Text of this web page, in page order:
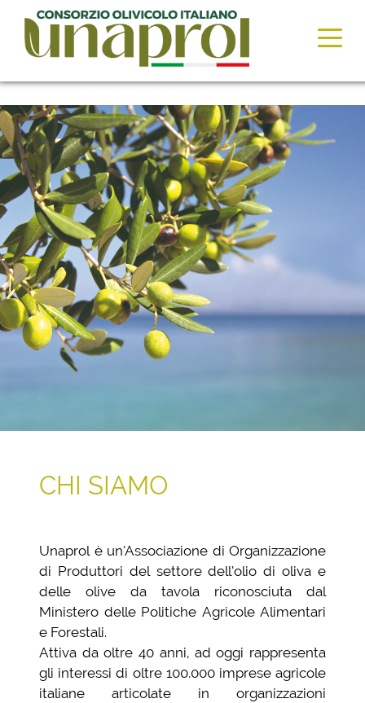
CHI SIAMO
Unaprol è un’Associazione di Organizzazione
di Produttori del settore dell’olio di oliva e
delle olive da tavola riconosciuta dal
Ministero delle Politiche Agricole Alimentari
e Forestali.
Attiva da oltre 40 anni, ad oggi rappresenta
gli interessi di oltre 100.000 imprese agricole
italiane articolate in organizzazioni